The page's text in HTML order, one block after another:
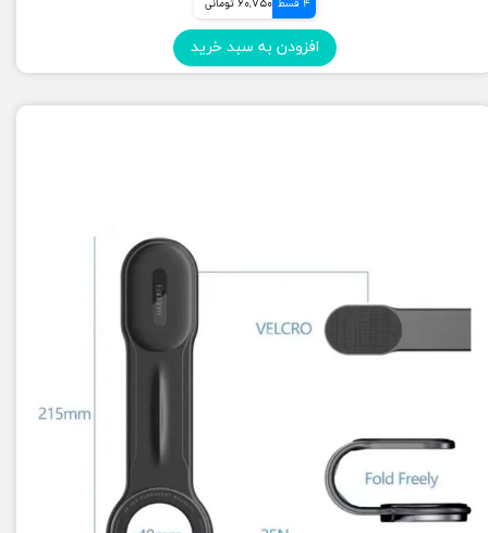
4 قسط 60,750 تومانی
افزودن به سبد خرید